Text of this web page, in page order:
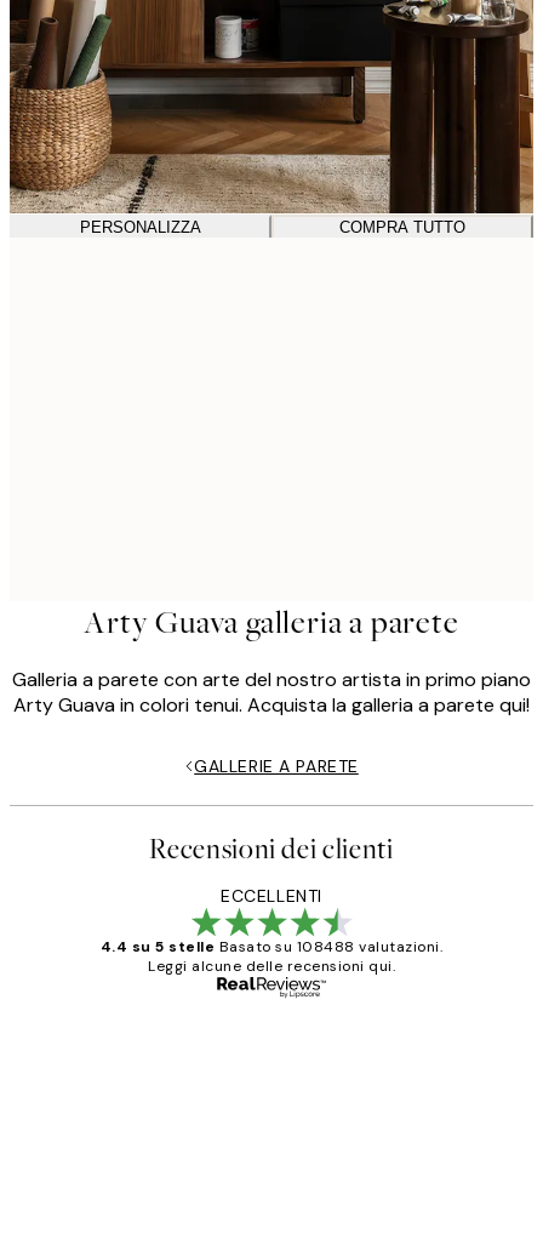
PERSONALIZZA COMPRA TUTTO
Arty Guava galleria a parete
Galleria a parete con arte del nostro artista in primo piano
Arty Guava in colori tenui. Acquista la galleria a parete qui!
GALLERIE A PARETE
Recensioni dei clienti
ECCELLENTI
4.4 su 5 stelle Basato su 108488 valutazioni.
Leggi alcune delle recensioni qui.